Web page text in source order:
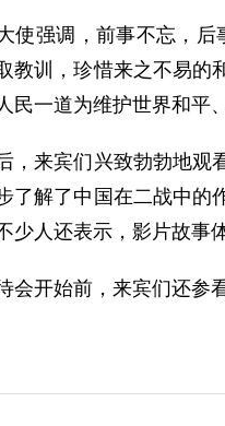
强调，前事不忘，后事
教训，珍惜来之不易的
民一道为维护世界和平
来宾们兴致勃勃地观看
了解了中国在二战中的
少人还表示，影片故事
开始前，来宾们还参看